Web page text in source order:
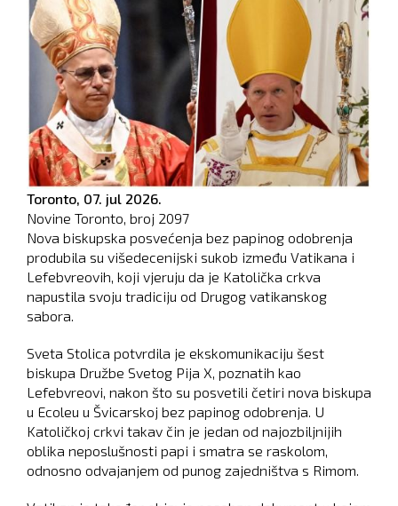
Toronto, 07. jul 2026.
Novine Toronto, broj 2097
Nova biskupska posvećenja bez papinog odobrenja
produbila su višedecenijski sukob između Vatikana i
Lefebvreovih, koji vjeruju da je Katolička crkva
napustila svoju tradiciju od Drugog vatikanskog
sabora.
Sveta Stolica potvrdila je ekskomunikaciju šest
biskupa Družbe Svetog Pija X, poznatih kao
Lefebvreovi, nakon što su posvetili četiri nova biskupa
u Ecoleu u Švicarskoj bez papinog odobrenja. U
Katoličkoj crkvi takav čin je jedan od najozbiljnijih
oblika neposlušnosti papi i smatra se raskolom,
odnosno odvajanjem od punog zajedništva s Rimom.